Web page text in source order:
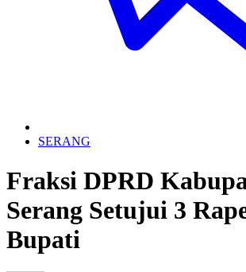
SERANG
Fraksi DPRD
Serang Setujui 3
Bupati